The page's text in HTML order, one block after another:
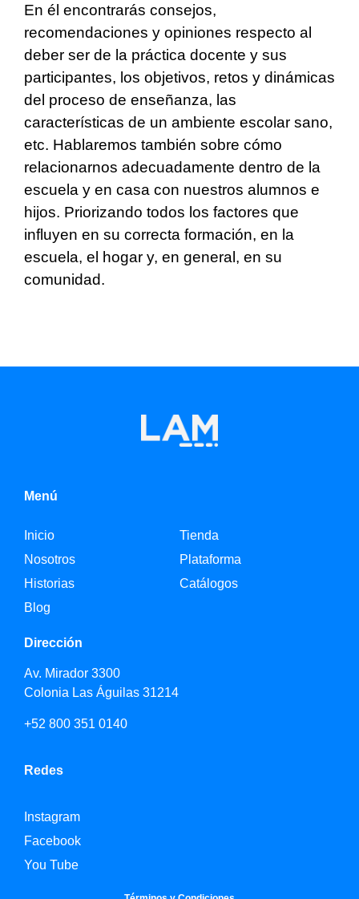
En él encontrarás consejos,
recomendaciones y opiniones respecto al
deber ser de la práctica docente y sus
participantes, los objetivos, retos y dinámicas
del proceso de enseñanza, las
características de un ambiente escolar sano,
etc. Hablaremos también sobre cómo
relacionarnos adecuadamente dentro de la
escuela y en casa con nuestros alumnos e
hijos. Priorizando todos los factores que
influyen en su correcta formación, en la
escuela, el hogar y, en general, en su
comunidad.
Menú
Inicio
Nosotros
Historias
Blog
Tienda
Plataforma
Catálogos
Dirección
Av. Mirador 3300
Colonia Las Águilas 31214
+52 800 351 0140
Redes
Instagram
Facebook
You Tube